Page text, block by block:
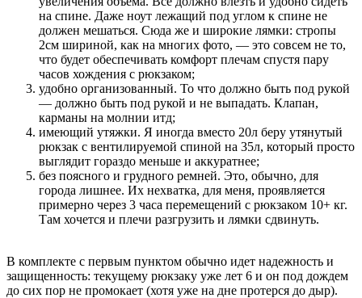
на спине. Даже ноут лежащий под углом к спине не
должен мешаться. Сюда же и широкие лямки: стропы
2см шириной, как на многих фото, — это совсем не то,
что будет обеспечивать комфорт плечам спустя пару
часов хождения с рюкзаком;
удобно организованный. То что должно быть под рукой
— должно быть под рукой и не выпадать. Клапан,
карманы на молнии итд;
имеющий утяжки. Я иногда вместо 20л беру утянутый
рюкзак с вентилируемой спиной на 35л, который просто
выглядит гораздо меньше и аккуратнее;
без поясного и грудного ремней. Это, обычно, для
города лишнее. Их нехватка, для меня, проявляется
примерно через 3 часа перемещений с рюкзаком 10+ кг.
Там хочется и плечи разгрузить и лямки сдвинуть.
В комплекте с первым пунктом обычно идет надежность и
защищенность: текущему рюкзаку уже лет 6 и он под дождем
до сих пор не промокает (хотя уже на дне протерся до дыр).